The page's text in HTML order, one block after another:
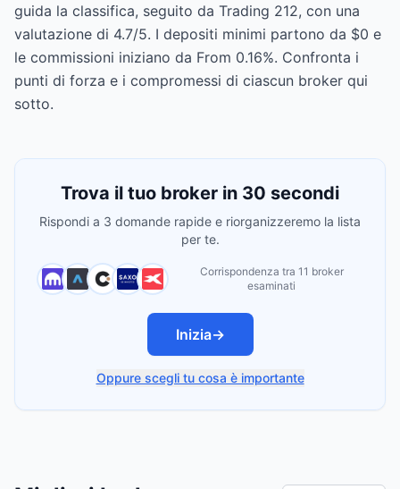
guida la classifica, seguito da Trading 212, con una
valutazione di 4.7/5. I depositi minimi partono da $0 e
le commissioni iniziano da From 0.16%. Confronta i
punti di forza e i compromessi di ciascun broker qui
sotto.
Trova il tuo broker in 30 secondi
Rispondi a 3 domande rapide e riorganizzeremo la lista
per te.
Corrispondenza tra 11 broker
esaminati
Inizia→
Oppure scegli tu cosa è importante